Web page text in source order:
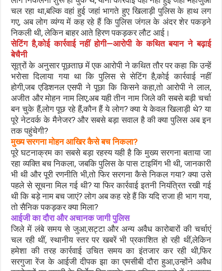
चल रहा था,बल्कि वहां हुई जहां भागते हुए खिलाड़ी पुलिस के हाथ लग
गए, अब लोग व्यंग्य में कह रहे हैं कि पुलिस जंगल के अंदर शेर पकड़ने
निकली थी, लेकिन बाहर आते हिरण पकड़कर लौट आई।
सेटिंग है,कोई कार्रवाई नहीं होगी—आरोपी के कथित बयान ने बढ़ाई
बेचैनी
सूत्रों के अनुसार पूछताछ में एक आरोपी ने कथित तौर पर कहा कि उन्हें
भरोसा दिलाया गया था कि पुलिस से सेटिंग है,कोई कार्रवाई नहीं
होगी,जब एडिशनल एसपी ने पूछा कि किसने कहा,तो आरोपी ने लाल,
अजीत और मोहन नाम लिए,अब यही तीन नाम जिले की सबसे बड़ी चर्चा
बन चुके हैं,लोग पूछ रहे हैं,कौन हैं ये लोग? क्या ये केवल खिलाड़ी थे? या
पूरे नेटवर्क के मैनेजर? और सबसे बड़ा सवाल है की क्या पुलिस अब इन
तक पहुंचेगी?
मुख्य सरगना मोहन आखिर कैसे बच निकला?
पूरे घटनाक्रम का सबसे बड़ा रहस्य यही है कि मुख्य सरगना बताया जा
रहा व्यक्ति बच निकला, जबकि पुलिस के पास टाइमिंग भी थी, जानकारी
भी थी और पूरी रणनीति भी,तो फिर सरगना कैसे निकल गया? क्या उसे
पहले से सूचना मिल गई थी? या फिर कार्रवाई इतनी नियंत्रित रखी गई
थी कि बड़े नाम बच जाएं? लोग अब कह रहे हैं कि यदि राजा ही भाग गया,
तो सैनिक पकड़कर क्या मिला?
आईजी का दौरा और अचानक जागी पुलिस
जिले में लंबे समय से जुआ,सट्टा और अन्य अवैध कारोबारों की चर्चाएं
चल रही थीं, स्थानीय स्तर पर खबरें भी प्रकाशित हो रही थीं,लेकिन
हमेशा की तरह कार्रवाई उचित समय का इंतजार कर रही थी,फिर
सरगुजा रेंज के आईजी दीपक झा का एमसीबी दौरा हुआ,उन्होंने अवैध